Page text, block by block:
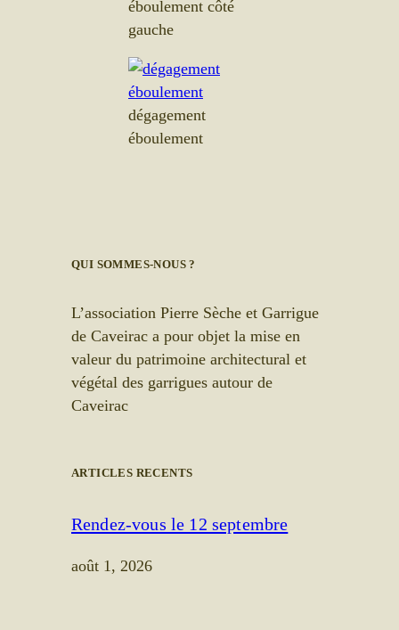
éboulement côté
gauche
dégagement
éboulement
QUI SOMMES-NOUS ?
L’association Pierre Sèche et Garrigue
de Caveirac a pour objet la mise en
valeur du patrimoine architectural et
végétal des garrigues autour de
Caveirac
ARTICLES RECENTS
Rendez-vous le 12 septembre
août 1, 2026